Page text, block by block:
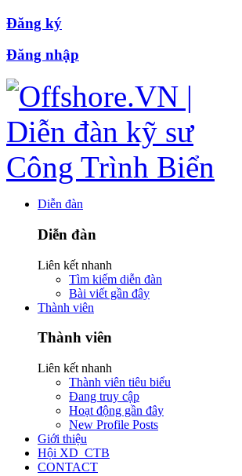
Đăng ký
Đăng nhập
Diễn đàn
Diễn đàn
Liên kết nhanh
Tìm kiếm diễn đàn
Bài viết gần đây
Thành viên
Thành viên
Liên kết nhanh
Thành viên tiêu biểu
Đang truy cập
Hoạt động gần đây
New Profile Posts
Giới thiệu
Hội XD_CTB
CONTACT